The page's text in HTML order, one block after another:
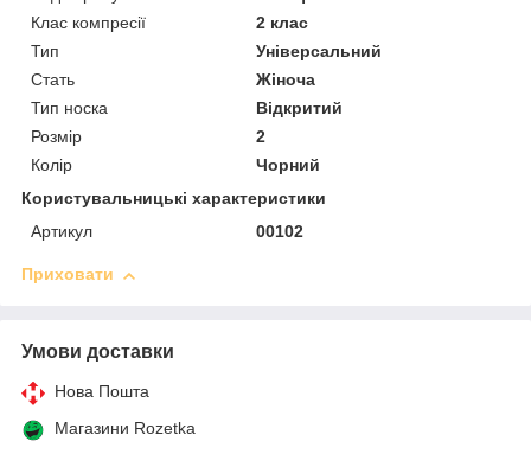
Клас компресії
2 клас
Тип
Універсальний
Стать
Жіноча
Тип носка
Відкритий
Розмір
2
Колір
Чорний
Користувальницькі характеристики
Артикул
00102
Приховати
Умови доставки
Нова Пошта
Магазини Rozetka